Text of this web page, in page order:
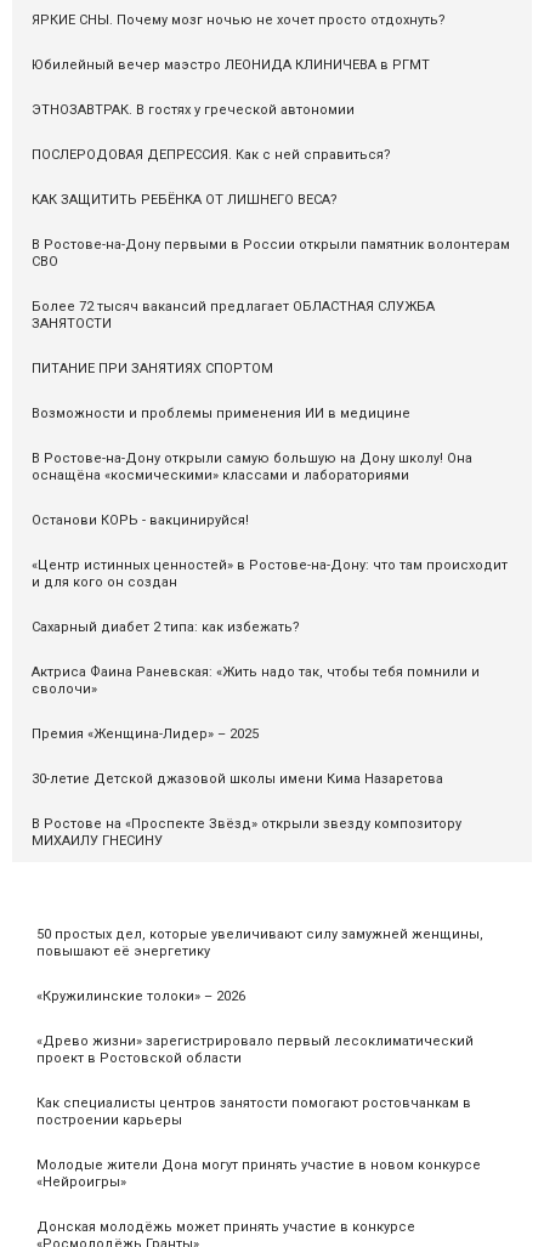
50 простых дел, которые увеличивают силу замужней женщины,
повышают её энергетику
«Кружилинские толоки» – 2026
«Древо жизни» зарегистрировало первый лесоклиматический
проект в Ростовской области
Как специалисты центров занятости помогают ростовчанкам в
построении карьеры
Молодые жители Дона могут принять участие в новом конкурсе
«Нейроигры»
Донская молодёжь может принять участие в конкурсе
«Росмолодёжь.Гранты»
ЯРКИЕ СНЫ. Почему мозг ночью не хочет просто отдохнуть?
Юбилейный вечер маэстро ЛЕОНИДА КЛИНИЧЕВА в РГМТ
ЭТНОЗАВТРАК. В гостях у греческой автономии
ПОСЛЕРОДОВАЯ ДЕПРЕССИЯ. Как с ней справиться?
КАК ЗАЩИТИТЬ РЕБЁНКА ОТ ЛИШНЕГО ВЕСА?
В Ростове-на-Дону первыми в России открыли памятник волонтерам
СВО
Более 72 тысяч вакансий предлагает ОБЛАСТНАЯ СЛУЖБА
ЗАНЯТОСТИ
ПИТАНИЕ ПРИ ЗАНЯТИЯХ СПОРТОМ
Возможности и проблемы применения ИИ в медицине
В Ростове-на-Дону открыли самую большую на Дону школу! Она
оснащёна «космическими» классами и лабораториями
Останови КОРЬ - вакцинируйся!
«Центр истинных ценностей» в Ростове-на-Дону: что там происходит
и для кого он создан
Сахарный диабет 2 типа: как избежать?
Актриса Фаина Раневская: «Жить надо так, чтобы тебя помнили и
сволочи»
Премия «Женщина-Лидер» – 2025
30-летие Детской джазовой школы имени Кима Назаретова
В Ростове на «Проспекте Звёзд» открыли звезду композитору
МИХАИЛУ ГНЕСИНУ